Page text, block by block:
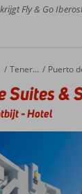
krijgt Fly & Go
Tenerife Puerto de
Suites &
-Hotel